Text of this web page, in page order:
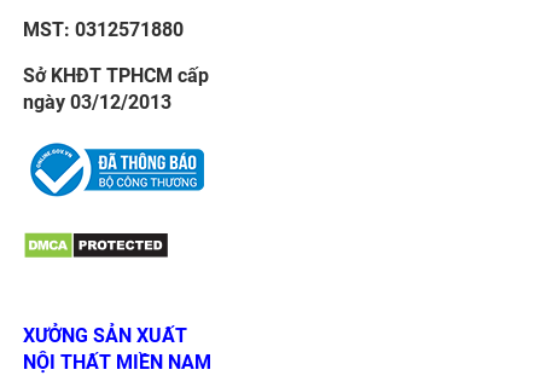
MST: 0312571880
Sở KHĐT TPHCM cấp
ngày 03/12/2013
XƯỞNG SẢN XUẤT
NỘI THẤT MIỀN NAM